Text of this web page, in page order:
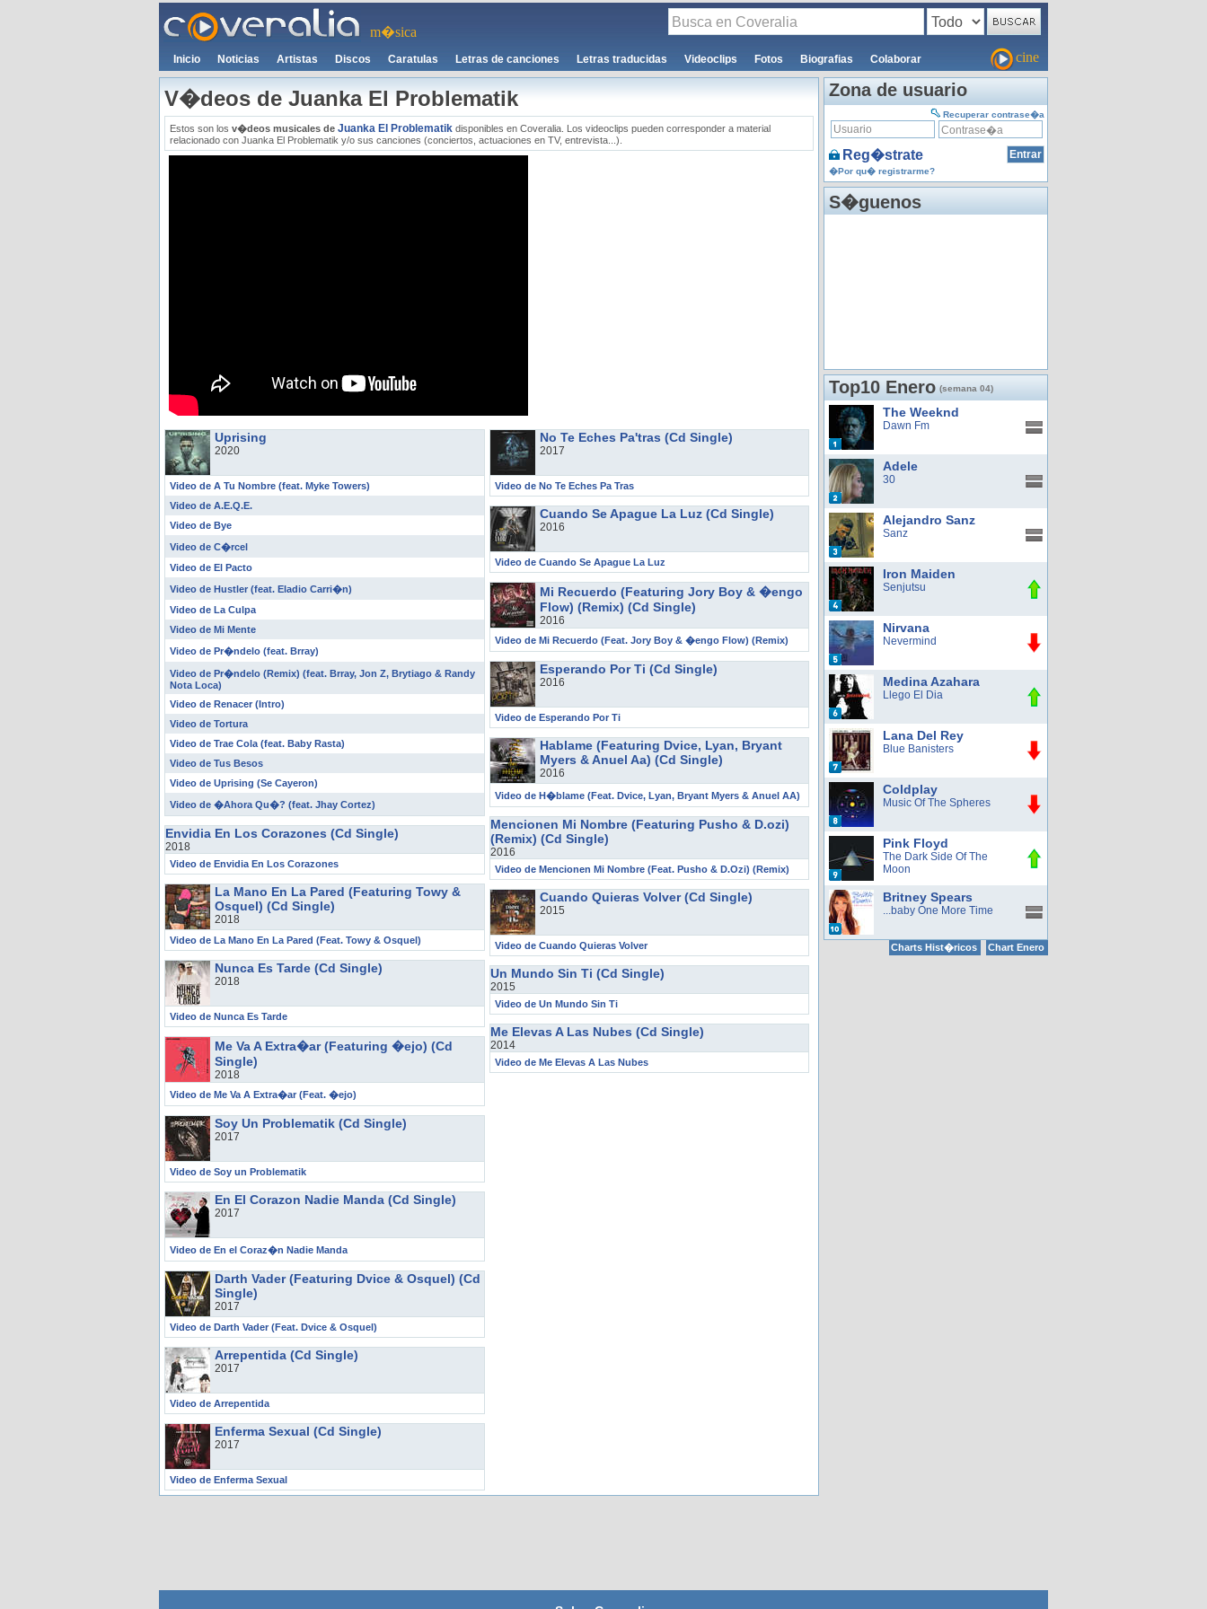
m�sica
Inicio Noticias Artistas Discos Caratulas Letras de canciones Letras traducidas Videoclips Fotos Biografias Colaborar cine
V�deos de Juanka El Problematik
Estos son los v�deos musicales de Juanka El Problematik disponibles en Coveralia. Los videoclips pueden corresponder a material
relacionado con Juanka El Problematik y/o sus canciones (conciertos, actuaciones en TV, entrevista...).
Uprising
2020
Video de A Tu Nombre (feat. Myke Towers)
Video de A.E.Q.E.
Video de Bye
Video de C�rcel
Video de El Pacto
Video de Hustler (feat. Eladio Carri�n)
Video de La Culpa
Video de Mi Mente
Video de Pr�ndelo (feat. Brray)
Video de Pr�ndelo (Remix) (feat. Brray, Jon Z, Brytiago & Randy
Nota Loca)
Video de Renacer (Intro)
Video de Tortura
Video de Trae Cola (feat. Baby Rasta)
Video de Tus Besos
Video de Uprising (Se Cayeron)
Video de �Ahora Qu�? (feat. Jhay Cortez)
Envidia En Los Corazones (Cd Single)
2018
Video de Envidia En Los Corazones
La Mano En La Pared (Featuring Towy &
Osquel) (Cd Single)
2018
Video de La Mano En La Pared (Feat. Towy & Osquel)
Nunca Es Tarde (Cd Single)
2018
Video de Nunca Es Tarde
Me Va A Extra�ar (Featuring �ejo) (Cd
Single)
2018
Video de Me Va A Extra�ar (Feat. �ejo)
Soy Un Problematik (Cd Single)
2017
Video de Soy un Problematik
En El Corazon Nadie Manda (Cd Single)
2017
Video de En el Coraz�n Nadie Manda
Darth Vader (Featuring Dvice & Osquel) (Cd
Single)
2017
Video de Darth Vader (Feat. Dvice & Osquel)
Arrepentida (Cd Single)
2017
Video de Arrepentida
Enferma Sexual (Cd Single)
2017
Video de Enferma Sexual
No Te Eches Pa'tras (Cd Single)
2017
Video de No Te Eches Pa Tras
Cuando Se Apague La Luz (Cd Single)
2016
Video de Cuando Se Apague La Luz
Mi Recuerdo (Featuring Jory Boy & �engo
Flow) (Remix) (Cd Single)
2016
Video de Mi Recuerdo (Feat. Jory Boy & �engo Flow) (Remix)
Esperando Por Ti (Cd Single)
2016
Video de Esperando Por Ti
Hablame (Featuring Dvice, Lyan, Bryant
Myers & Anuel Aa) (Cd Single)
2016
Video de H�blame (Feat. Dvice, Lyan, Bryant Myers & Anuel AA)
Mencionen Mi Nombre (Featuring Pusho & D.ozi)
(Remix) (Cd Single)
2016
Video de Mencionen Mi Nombre (Feat. Pusho & D.Ozi) (Remix)
Cuando Quieras Volver (Cd Single)
2015
Video de Cuando Quieras Volver
Un Mundo Sin Ti (Cd Single)
2015
Video de Un Mundo Sin Ti
Me Elevas A Las Nubes (Cd Single)
2014
Video de Me Elevas A Las Nubes
Zona de usuario
Recuperar contrase�a
Reg�strate
�Por qu� registrarme?
S�guenos
Top10 Enero (semana 04)
The Weeknd
Dawn Fm
Adele
30
Alejandro Sanz
Sanz
Iron Maiden
Senjutsu
Nirvana
Nevermind
Medina Azahara
Llego El Dia
Lana Del Rey
Blue Banisters
Coldplay
Music Of The Spheres
Pink Floyd
The Dark Side Of The
Moon
Britney Spears
...baby One More Time
Charts Hist�ricos Chart Enero